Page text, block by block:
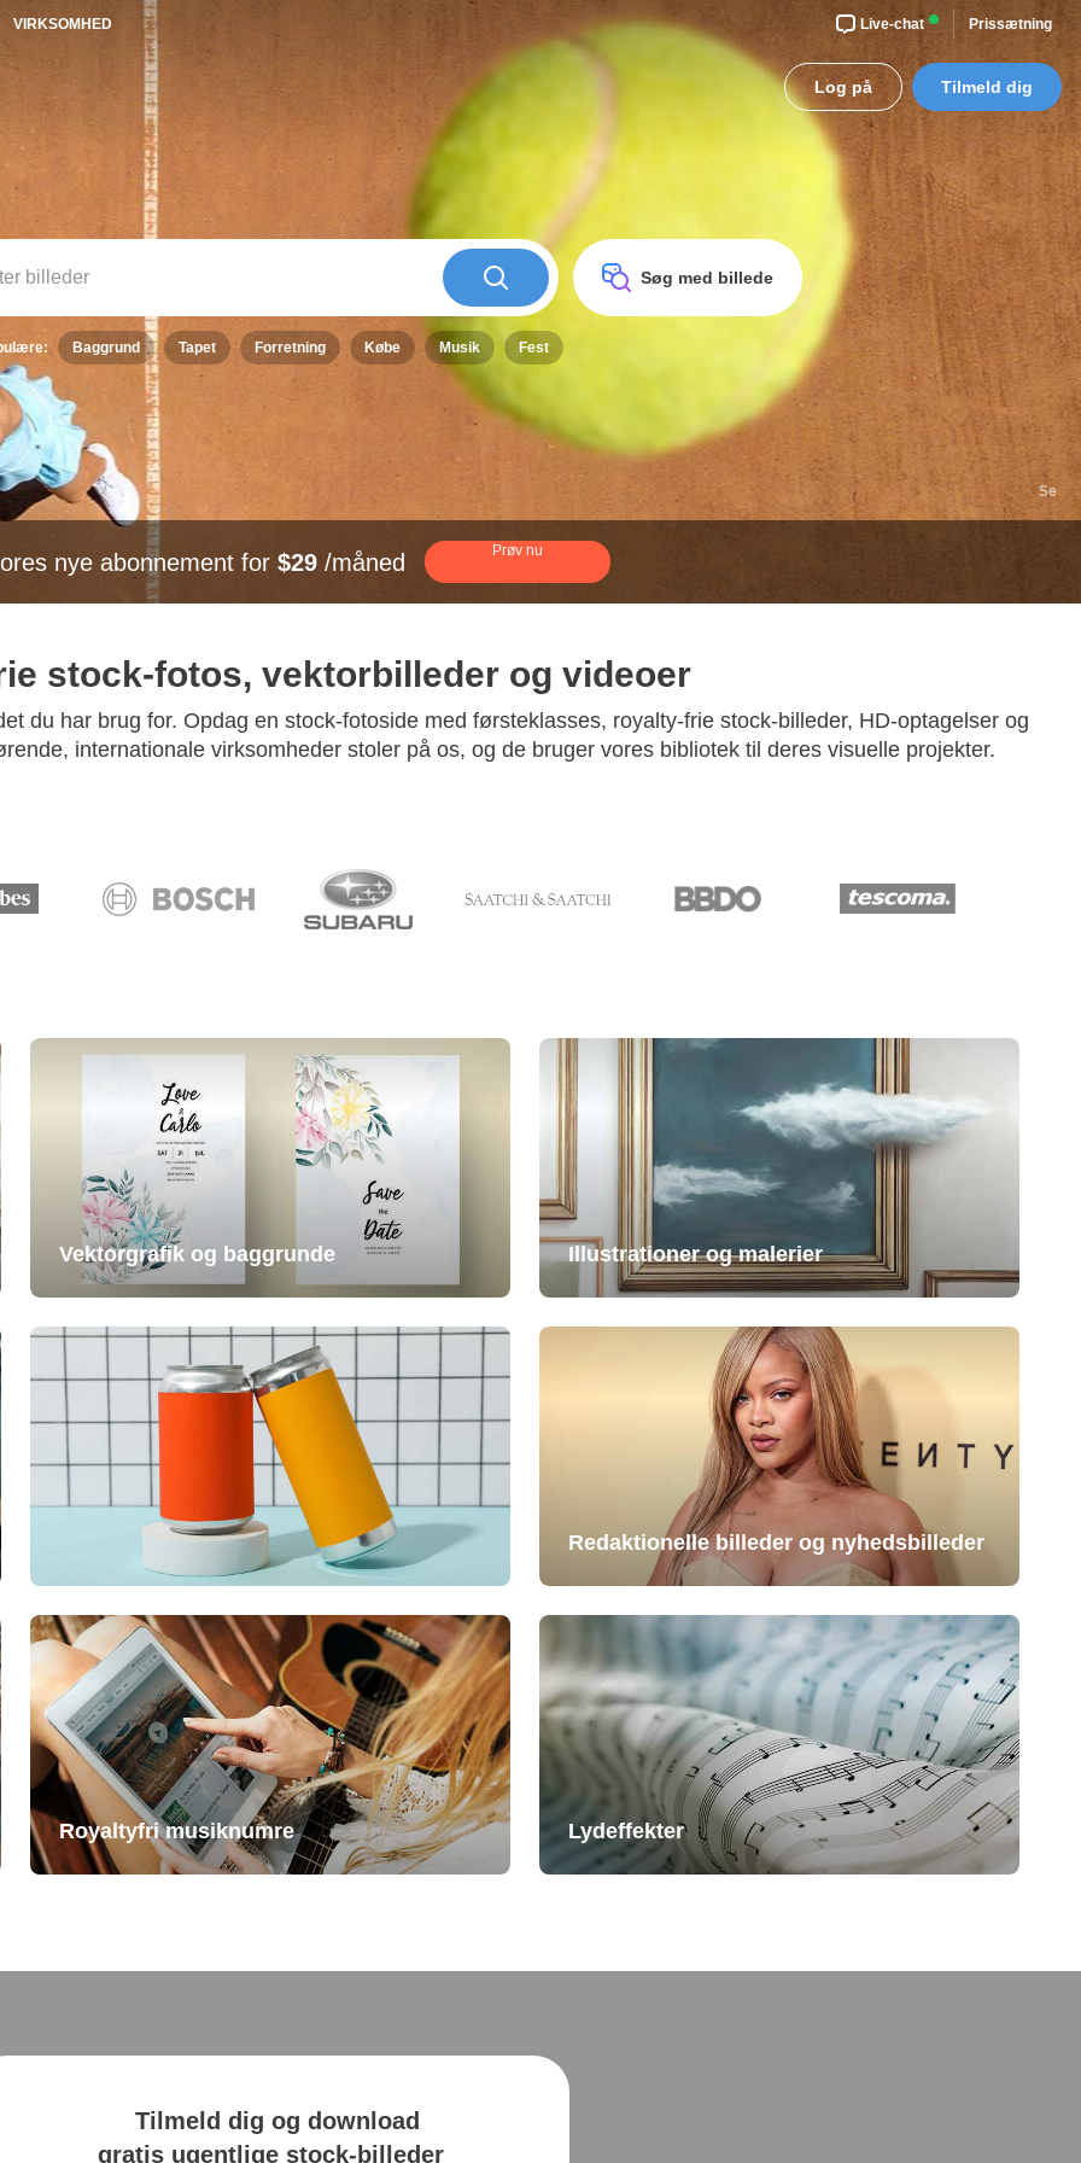
VIRKSOMHED Live-chat Prissætning
Log på Tilmeld dig
Søg med billede
baggrund tapet forretning købe musik fest
nye abonnement for$29 /måned Prøv nu
Se
stock-fotos, vektorbilleder og videoer
du har brug for. Opdag en stock-fotoside med førsteklasses, royalty-frie stock-billeder, HD-optagelser og
internationale virksomheder stoler på os, og de bruger vores bibliotek til deres visuelle projekter.
Vektorgrafik og baggrunde Illustrationer og malerier
Redaktionelle billeder og nyhedsbilleder
Royaltyfri musiknumre Lydeffekter
Tilmeld dig og download
gratis ugentlige stock-billeder